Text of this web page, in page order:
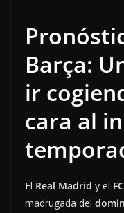
Barça:
ir
cara al
El Real Madrid y el
madrugada del